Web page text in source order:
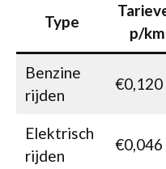
Type
p/km
Benzine
rijden
€0,120
Elektrisch
rijden
€0,046